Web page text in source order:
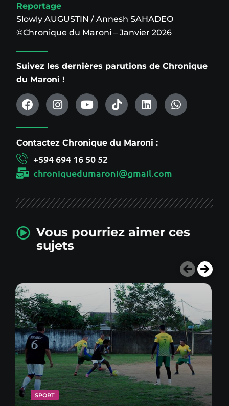
Reportage
Slowly AUGUSTIN / Annesh SAHADEO
©Chronique du Maroni – Janvier 2026
Suivez les dernières parutions de Chronique
du Maroni !
Contactez Chronique du Maroni :
+594 694 16 50 52
chroniquedumaroni@gmail.com
Vous pourriez aimer ces
sujets
SPORT